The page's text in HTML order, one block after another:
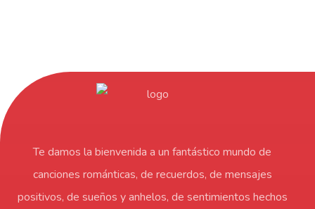
Te damos la bienvenida a un fantástico mundo de
canciones románticas, de recuerdos, de mensajes
positivos, de sueños y anhelos, de sentimientos hechos